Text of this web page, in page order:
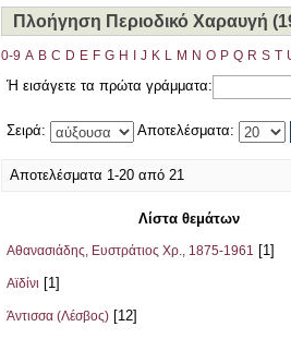
Πλοήγηση Περιοδικό Χαραυγή
0-9 A B C D E F G H J K L M N O P Q R S T
Ή εισάγετε τα πρώτα γράμματα:
Σειρά: Αποτελέσματα:
Αποτελέσματα 1-20 από 21
Λίστα θεμάτων
Αθανασιάδης, Ευστράτιος Χρ., 1875-1961 [1]
Αϊδίνι [1]
Άντισσα (Λέσβος) [12]